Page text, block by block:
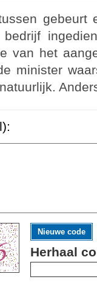
gebeurt
van het
minister
Nieuwe code
Herhaal